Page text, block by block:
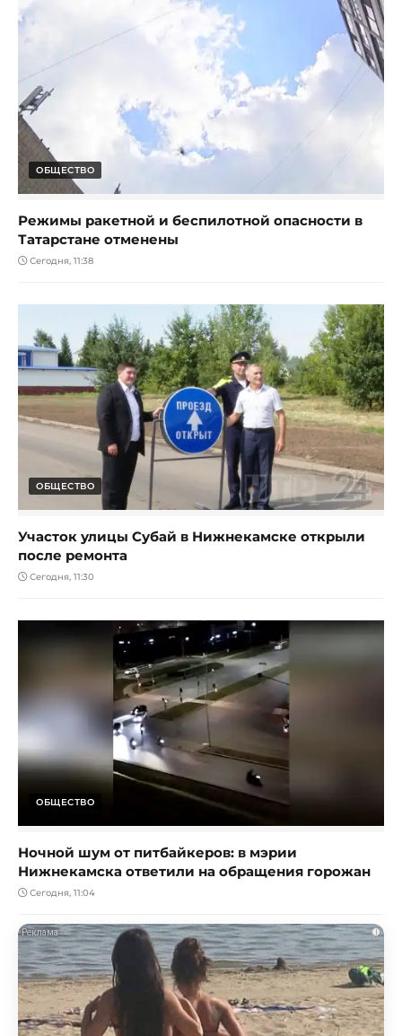
ОБЩЕСТВО
Режимы ракетной и беспилотной опасности в
Татарстане отменены
Сегодня, 11:38
ОБЩЕСТВО
Участок улицы Субай в Нижнекамске открыли
после ремонта
Сегодня, 11:30
ОБЩЕСТВО
Ночной шум от питбайкеров: в мэрии
Нижнекамска ответили на обращения горожан
Сегодня, 11:04
i